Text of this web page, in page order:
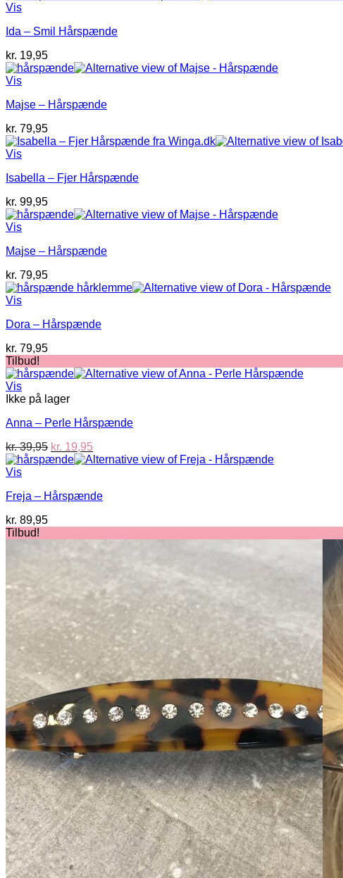
Vis
Ida – Smil Hårspænde
kr. 19,95
Vis
Majse – Hårspænde
kr. 79,95
Vis
Isabella – Fjer Hårspænde
kr. 99,95
Vis
Majse – Hårspænde
kr. 79,95
Vis
Dora – Hårspænde
kr. 79,95
Tilbud!
Vis
Ikke på lager
Anna – Perle Hårspænde
kr.39,95 Den
oprindelige
kr. 39,95.
kr. 19,95
aktuelle
kr. 19,95.
Vis
Freja – Hårspænde
kr. 89,95
Tilbud!